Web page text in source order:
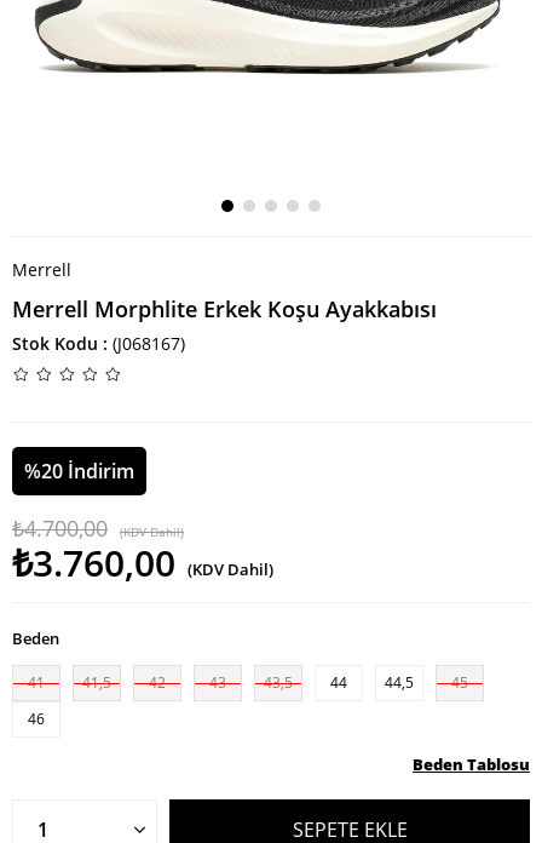
Merrell
Merrell Morphlite Erkek Koşu Ayakkabısı
Stok Kodu (J068167)
%20 İndirim
₺4.700,00 (KDV Dahil)
₺3.760,00 (KDV Dahil)
Beden
41 41,5 42 43 43,5 44 44,5
45
46
Beden Tablosu